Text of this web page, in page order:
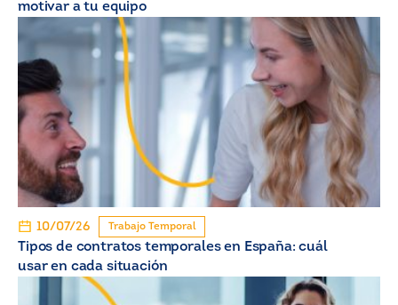
motivar a tu equipo
10/07/26 Trabajo Temporal
Tipos de contratos temporales en España: cuál
usar en cada situación